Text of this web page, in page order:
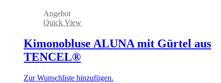
Angebot
Quick View
Kimonobluse ALUNA mit Gürtel aus
TENCEL®
Zur Wunschliste hinzufügen.